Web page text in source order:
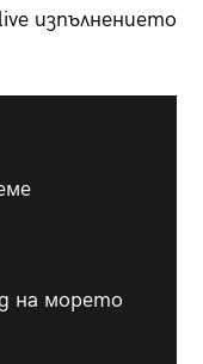
изпълнението
на морето